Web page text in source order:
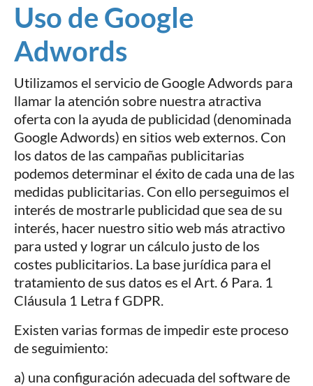
Uso de Google
Adwords
Utilizamos el servicio de Google Adwords para
llamar la atención sobre nuestra atractiva
oferta con la ayuda de publicidad (denominada
Google Adwords) en sitios web externos. Con
los datos de las campañas publicitarias
podemos determinar el éxito de cada una de las
medidas publicitarias. Con ello perseguimos el
interés de mostrarle publicidad que sea de su
interés, hacer nuestro sitio web más atractivo
para usted y lograr un cálculo justo de los
costes publicitarios. La base jurídica para el
tratamiento de sus datos es el Art. 6 Para. 1
Cláusula 1 Letra f GDPR.
Existen varias formas de impedir este proceso
de seguimiento:
a) una configuración adecuada del software de